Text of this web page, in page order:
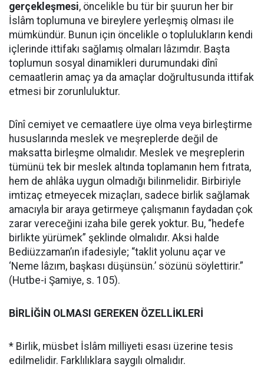
gerçekleşmesi, öncelikle bu tür bir şuurun her bir
İslâm toplumuna ve bireylere yerleşmiş olması ile
mümkündür. Bunun için öncelikle o toplulukların kendi
içlerinde ittifakı sağlamış olmaları lâzımdır. Başta
toplumun sosyal dinamikleri durumundaki dînî
cemaatlerin amaç ya da amaçlar doğrultusunda ittifak
etmesi bir zorunluluktur.
Dînî cemiyet ve cemaatlere üye olma veya birleştirme
hususlarında meslek ve meşreplerde değil de
maksatta birleşme olmalıdır. Meslek ve meşreplerin
tümünü tek bir meslek altında toplamanın hem fıtrata,
hem de ahlâka uygun olmadığı bilinmelidir. Birbiriyle
imtizaç etmeyecek mizaçları, sadece birlik sağlamak
amacıyla bir araya getirmeye çalışmanın faydadan çok
zarar vereceğini izaha bile gerek yoktur. Bu, “hedefe
birlikte yürümek” şeklinde olmalıdır. Aksi halde
Bediüzzaman’ın ifadesiyle; “taklit yolunu açar ve
‘Neme lâzım, başkası düşünsün.’ sözünü söylettirir.”
(Hutbe-i Şamiye, s. 105).
BİRLİĞİN OLMASI GEREKEN ÖZELLİKLERİ
* Birlik, müsbet İslâm milliyeti esası üzerine tesis
edilmelidir. Farklılıklara saygılı olmalıdır.